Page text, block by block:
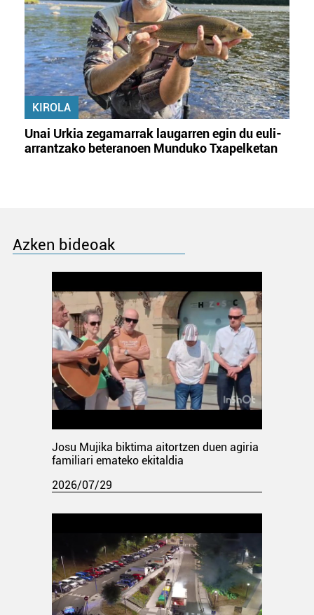
KIROLA
Unai Urkia zegamarrak laugarren egin du euli-
arrantzako beteranoen Munduko Txapelketan
Azken bideoak
Josu Mujika biktima aitortzen duen agiria
familiari emateko ekitaldia
2026/07/29